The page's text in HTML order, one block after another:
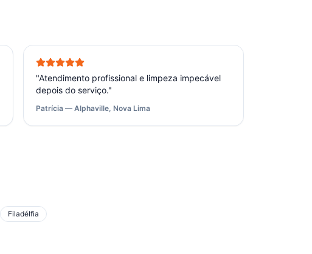
"Atendimento profissional e limpeza impecável
depois do serviço."
Patrícia — Alphaville, Nova Lima
Filadélfia